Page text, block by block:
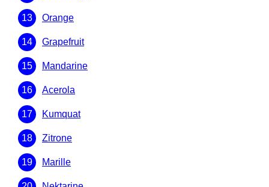
Orange
Grapefruit
Mandarine
Acerola
Kumquat
Zitrone
Marille